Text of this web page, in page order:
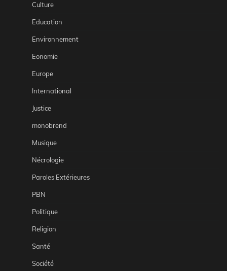
Culture
Education
Environnement
Eonomie
Europe
International
Justice
monobrend
Musique
Nécrologie
Paroles Extérieures
PBN
Politique
Religion
Santé
Société